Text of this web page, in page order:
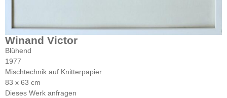
Winand Victor
Blühend
1977
Mischtechnik auf Knitterpapier
83 x 63 cm
Dieses Werk anfragen